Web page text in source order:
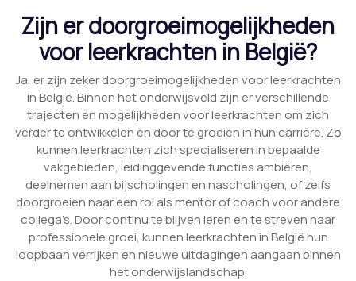
Zijn er doorgroeimogelijkheden
voor leerkrachten in België?
Ja, er zijn zeker doorgroeimogelijkheden voor leerkrachten
in België. Binnen het onderwijsveld zijn er verschillende
trajecten en mogelijkheden voor leerkrachten om zich
verder te ontwikkelen en door te groeien in hun carrière. Zo
kunnen leerkrachten zich specialiseren in bepaalde
vakgebieden, leidinggevende functies ambiëren,
deelnemen aan bijscholingen en nascholingen, of zelfs
doorgroeien naar een rol als mentor of coach voor andere
collega’s. Door continu te blijven leren en te streven naar
professionele groei, kunnen leerkrachten in België hun
loopbaan verrijken en nieuwe uitdagingen aangaan binnen
het onderwijslandschap.